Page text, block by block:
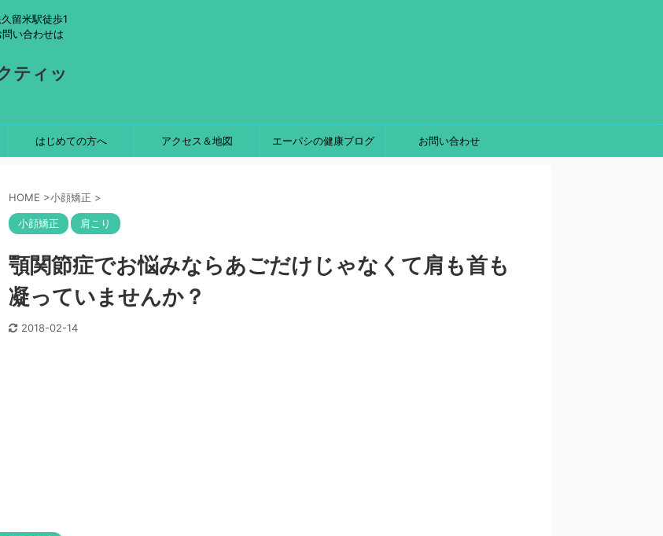
留米駅徒歩1
い合わせは
ティッ
はじめての方へ アクセス＆地図 エーパシの健康ブログ お問い合わせ
HOME >小顔矯正 >
小顔矯正 肩こり
顎関節症でお悩みならあごだけじゃなくて肩も首も
凝っていませんか？
2018-02-14